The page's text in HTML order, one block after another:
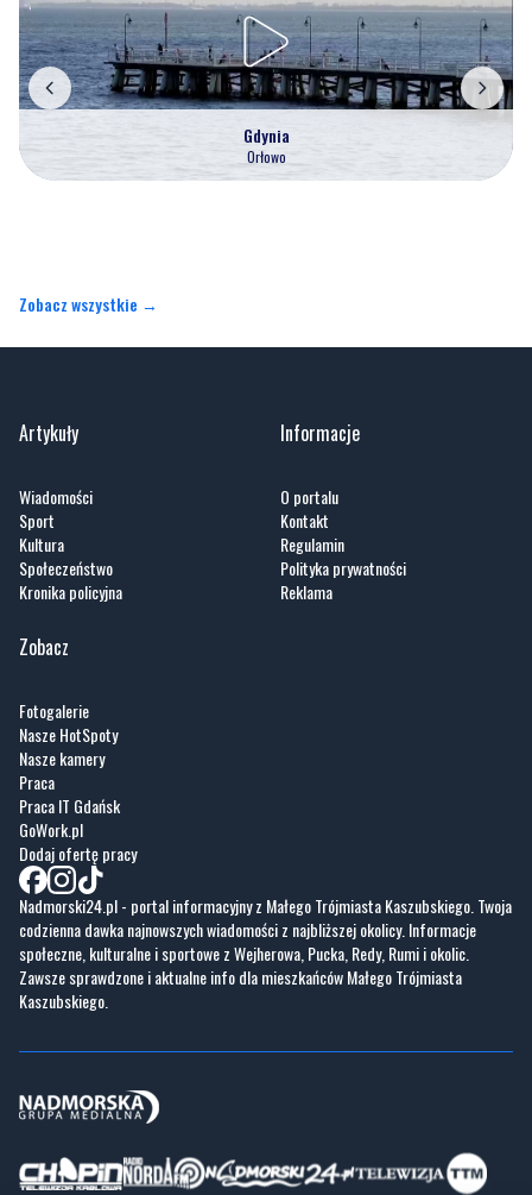
Gdynia
Orłowo
Zobacz wszystkie →
Artykuły
Wiadomości
Sport
Kultura
Społeczeństwo
Kronika policyjna
Informacje
O portalu
Kontakt
Regulamin
Polityka prywatności
Reklama
Zobacz
Fotogalerie
Nasze HotSpoty
Nasze kamery
Praca
Praca IT Gdańsk
GoWork.pl
Dodaj ofertę pracy
Nadmorski24.pl - portal informacyjny z Małego Trójmiasta Kaszubskiego. Twoja
codzienna dawka najnowszych wiadomości z najbliższej okolicy. Informacje
społeczne, kulturalne i sportowe z Wejherowa, Pucka, Redy, Rumi i okolic.
Zawsze sprawdzone i aktualne info dla mieszkańców Małego Trójmiasta
Kaszubskiego.